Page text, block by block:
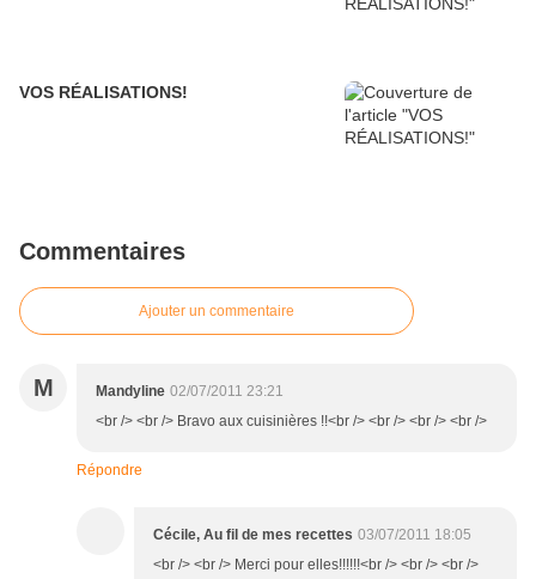
VOS RÉALISATIONS!
Commentaires
Ajouter un commentaire
M Mandyline 02/07/2011 23:21
<br /> <br /> Bravo aux cuisinières !!<br /> <br /> <br /> <br />
Répondre
Cécile, Au fil de mes recettes 03/07/2011 18:05
<br /> <br /> Merci pour elles!!!!!!<br /> <br /> <br />